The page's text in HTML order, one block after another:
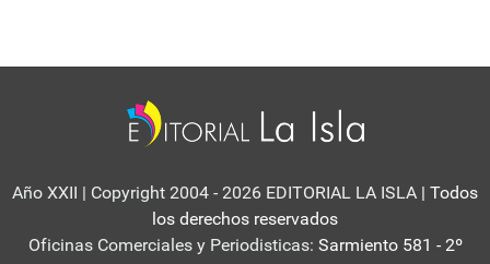
Año XXII | Copyright 2004 - 2026 EDITORIAL LA ISLA | Todos
los derechos reservados
Oficinas Comerciales y Periodisticas: Sarmiento 581 - 2º